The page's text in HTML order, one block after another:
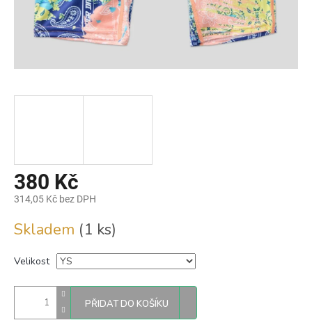
380 Kč
314,05 Kč bez DPH
cena:
Skladem (1 ks)
Velikost
PŘIDAT DO KOŠÍKU